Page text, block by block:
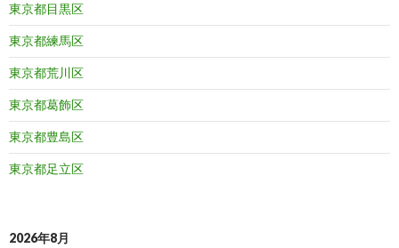
東京都目黒区
東京都練馬区
東京都荒川区
東京都葛飾区
東京都豊島区
東京都足立区
2026年8月